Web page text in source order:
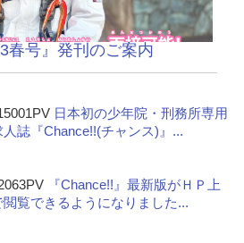
春号』発刊のご案内
日本初の少年院・刑務所専用
人誌『Chance!!(チャンス)』...
『Chance!!』最新版がＨＰ上
閲覧できるようになりました...